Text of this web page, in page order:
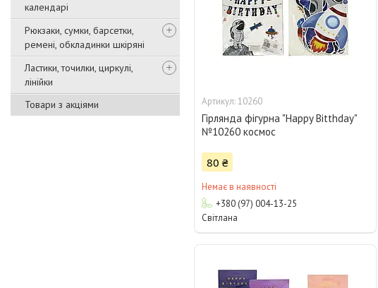
календарі
Рюкзаки, сумки, барсетки,
ремені, обкладинки шкіряні
Ластики, точилки, циркулі,
лінійки
Товари з акціями
10260
Гірлянда фігурна "Happy Bitthday"
№10260 космос
80 ₴
Немає в наявності
+380 (97) 004-13-25
Світлана